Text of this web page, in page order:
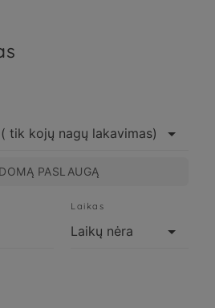
PASLAUGĄ
Laikas